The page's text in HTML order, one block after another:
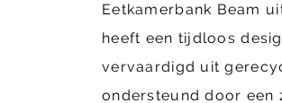
Eetkamerbank Beam
heeft een tijdloos
vervaardigd uit
ondersteund door een